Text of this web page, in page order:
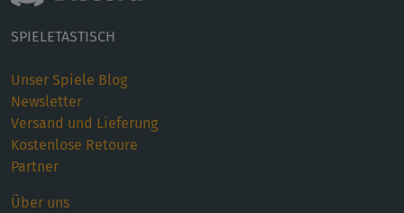
SPIELETASTISCH
Unser Spiele Blog
Newsletter
Versand und Lieferung
Kostenlose Retoure
Partner
Über uns